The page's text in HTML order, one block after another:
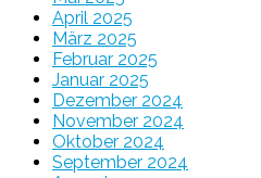
April 2025
März 2025
Februar 2025
Januar 2025
Dezember 2024
November 2024
Oktober 2024
September 2024